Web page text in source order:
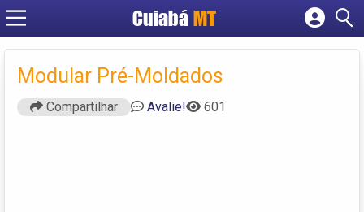
Cuiabá MT
Cadastrar empresa
Criar conta
Modular Pré-Moldados
Compartilhar Avalie! 601